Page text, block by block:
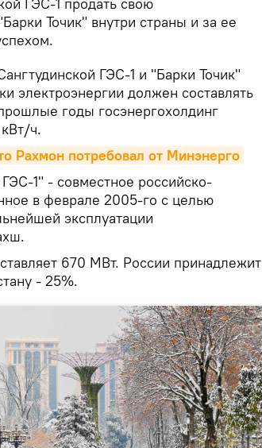
Точик" внутри страны и за ее
ГЭС-1 и "Барки Точик"
электроэнергии должен составлять
годы госэнергохолдинг
ч.
Рахмон потребовал от Минэнерго
1" - совместное российско-
в феврале 2005-го с целью
эксплуатации
670 МВт. России принадлежит
- 25%.